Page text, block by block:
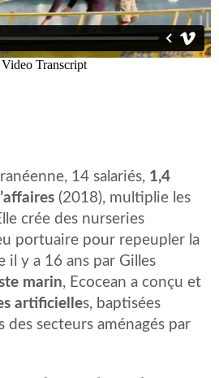
14 salariés, 1,4
(2018), multiplie les
crée des nurseries
portuaire pour repeupler la
il y a 16 ans par Gilles
marin, Ecocean a conçu et
artificielles, baptisées
des secteurs aménagés par